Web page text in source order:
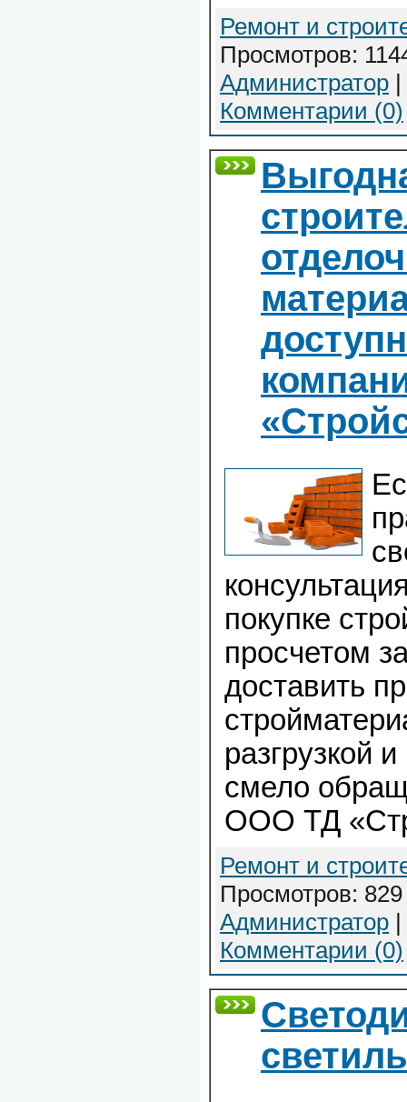
Ремонт и
Просмотров:
Администратор
Комментарии (0)
покупке
просчетом
доставить
разгрузкой
смело
ООО ТД
Ремонт и
Просмотров:
Администратор
Комментарии (0)